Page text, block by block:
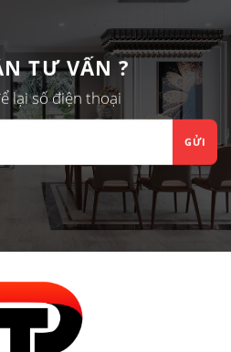
TƯ VẤN ?
lại số điện thoại